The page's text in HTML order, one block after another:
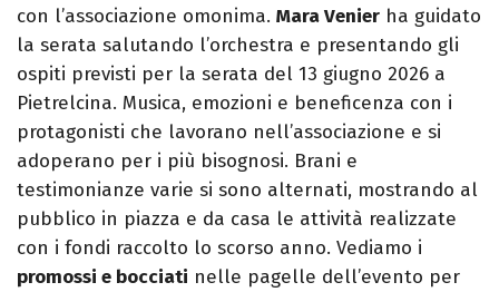
con l’associazione omonima. Mara Venier ha guidato
la serata salutando l’orchestra e presentando gli
ospiti previsti per la serata del 13 giugno 2026 a
Pietrelcina. Musica, emozioni e beneficenza con i
protagonisti che lavorano nell’associazione e si
adoperano per i più bisognosi. Brani e
testimonianze varie si sono alternati, mostrando al
pubblico in piazza e da casa le attività realizzate
con i fondi raccolto lo scorso anno. Vediamo i
promossi e bocciati nelle pagelle dell’evento per